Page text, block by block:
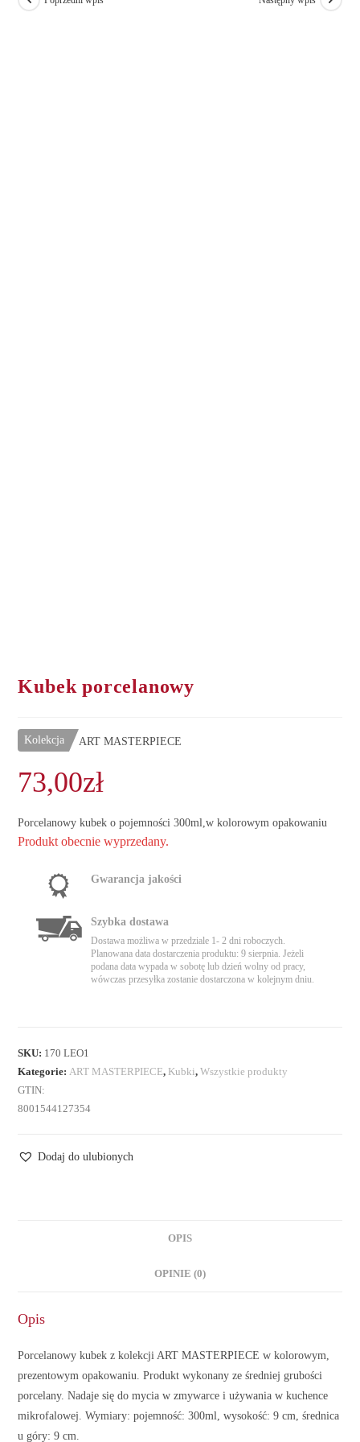
Kubek porcelanowy
Kolekcja ART MASTERPIECE
73,00zł
Porcelanowy kubek o pojemności 300ml,w kolorowym opakowaniu
Produkt obecnie wyprzedany.
Gwarancja jakości
Szybka dostawa
Dostawa możliwa w przedziale 1- 2 dni roboczych.
Planowana data dostarczenia produktu: 9 sierpnia. Jeżeli
podana data wypada w sobotę lub dzień wolny od pracy,
wówczas przesyłka zostanie dostarczona w kolejnym dniu.
SKU: 170 LEO1
Kategorie:ART MASTERPIECE, Kubki,Wszystkie produkty
GTIN:
8001544127354
Dodaj do ulubionych
OPIS
OPINIE (0)
Opis
Porcelanowy kubek z kolekcji ART MASTERPIECE w kolorowym,
prezentowym opakowaniu. Produkt wykonany ze średniej grubości
porcelany. Nadaje się do mycia w zmywarce i używania w kuchence
mikrofalowej. Wymiary: pojemność: 300ml, wysokość: 9 cm, średnica
u góry: 9 cm.